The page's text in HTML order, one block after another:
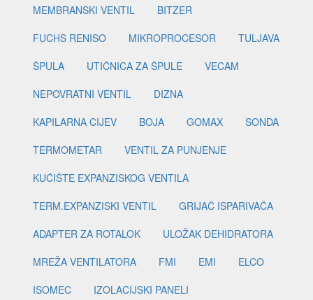
MEMBRANSKI VENTIL
BITZER
FUCHS RENISO
MIKROPROCESOR
TULJAVA
ŠPULA
UTIČNICA ZA ŠPULE
VECAM
NEPOVRATNI VENTIL
DIZNA
KAPILARNA CIJEV
BOJA GOMAX
SONDA
TERMOMETAR
VENTIL ZA PUNJENJE
KUĆIŠTE EXPANZISKOG VENTILA
TERM.EXPANZISKI VENTIL
GRIJAČ ISPARIVAČA
ADAPTER ZA ROTALOK
ULOŽAK DEHIDRATORA
MREŽA VENTILATORA
FMI EMI
ELCO
ISOMEC
IZOLACIJSKI PANELI